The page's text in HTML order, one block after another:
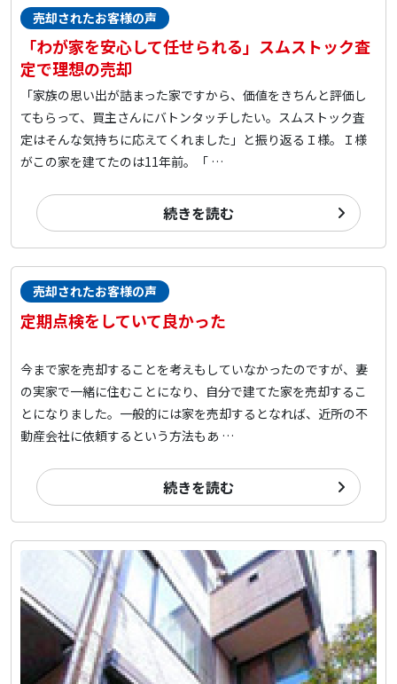
売却されたお客様の声
「わが家を安心して任せられる」スムストック査
定で理想の売却
「家族の思い出が詰まった家ですから、価値をきちんと評価し
てもらって、買主さんにバトンタッチしたい。スムストック査
定はそんな気持ちに応えてくれました」と振り返るＩ様。Ｉ様
がこの家を建てたのは11年前。「 …
続きを読む
売却されたお客様の声
定期点検をしていて良かった
今まで家を売却することを考えもしていなかったのですが、妻
の実家で一緒に住むことになり、自分で建てた家を売却するこ
とになりました。一般的には家を売却するとなれば、近所の不
動産会社に依頼するという方法もあ …
続きを読む